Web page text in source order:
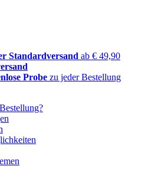
Standardversand ab € 49,90
Probe zu jeder Bestellung